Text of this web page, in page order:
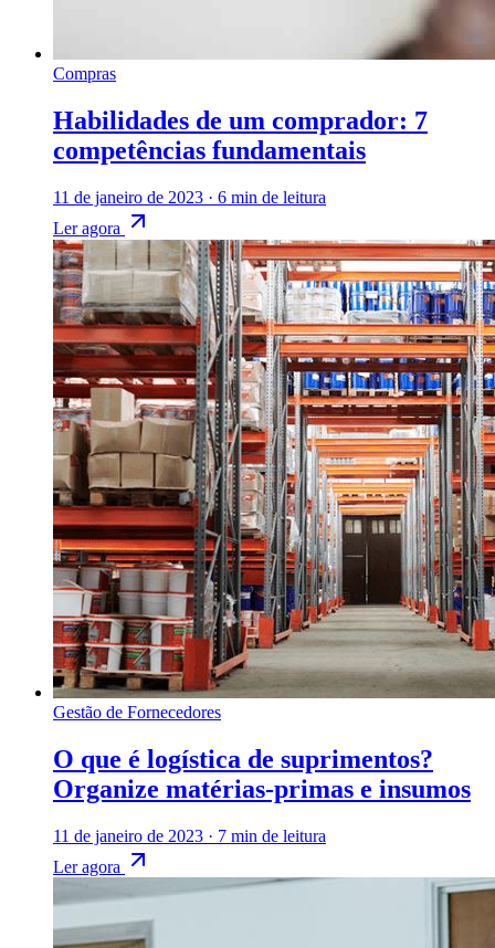
Compras
Habilidades de um comprador: 7
competências fundamentais
11 de janeiro de 2023 · 6 min de leitura
Ler agora
Gestão de Fornecedores
O que é logística de suprimentos?
Organize matérias-primas e insumos
11 de janeiro de 2023 · 7 min de leitura
Ler agora